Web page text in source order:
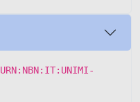
URN:NBN:IT:UNIMI-